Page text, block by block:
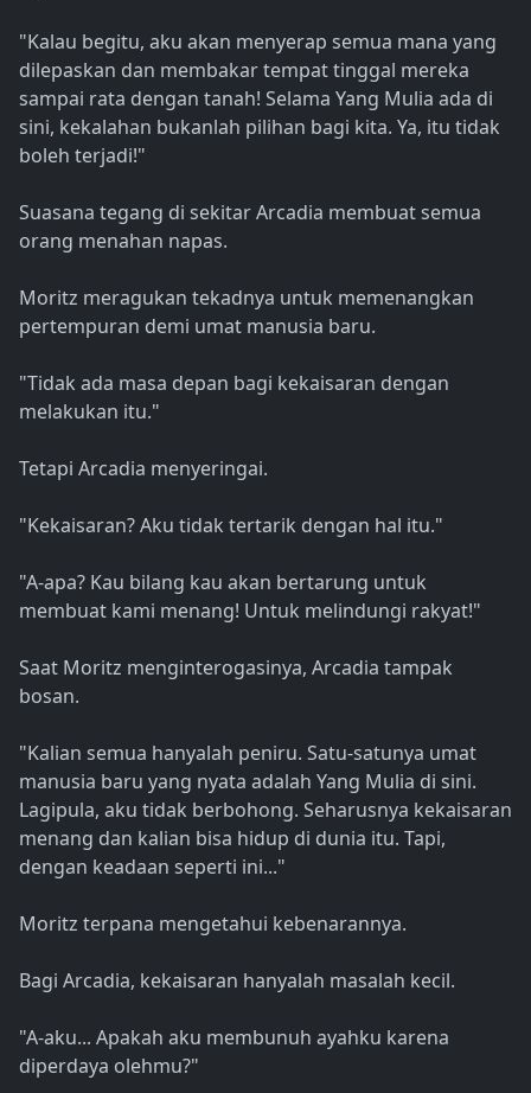
"Kalau begitu, aku akan menyerap semua mana yang
dilepaskan dan membakar tempat tinggal mereka
sampai rata dengan tanah! Selama Yang Mulia ada di
sini, kekalahan bukanlah pilihan bagi kita. Ya, itu tidak
boleh terjadi!"
Suasana tegang di sekitar Arcadia membuat semua
orang menahan napas.
Moritz meragukan tekadnya untuk memenangkan
pertempuran demi umat manusia baru.
"Tidak ada masa depan bagi kekaisaran dengan
melakukan itu."
Tetapi Arcadia menyeringai.
"Kekaisaran? Aku tidak tertarik dengan hal itu."
"A-apa? Kau bilang kau akan bertarung untuk
membuat kami menang! Untuk melindungi rakyat!"
Saat Moritz menginterogasinya, Arcadia tampak
bosan.
"Kalian semua hanyalah peniru. Satu-satunya umat
manusia baru yang nyata adalah Yang Mulia di sini.
Lagipula, aku tidak berbohong. Seharusnya kekaisaran
menang dan kalian bisa hidup di dunia itu. Tapi,
dengan keadaan seperti ini..."
Moritz terpana mengetahui kebenarannya.
Bagi Arcadia, kekaisaran hanyalah masalah kecil.
"A-aku... Apakah aku membunuh ayahku karena
diperdaya olehmu?"